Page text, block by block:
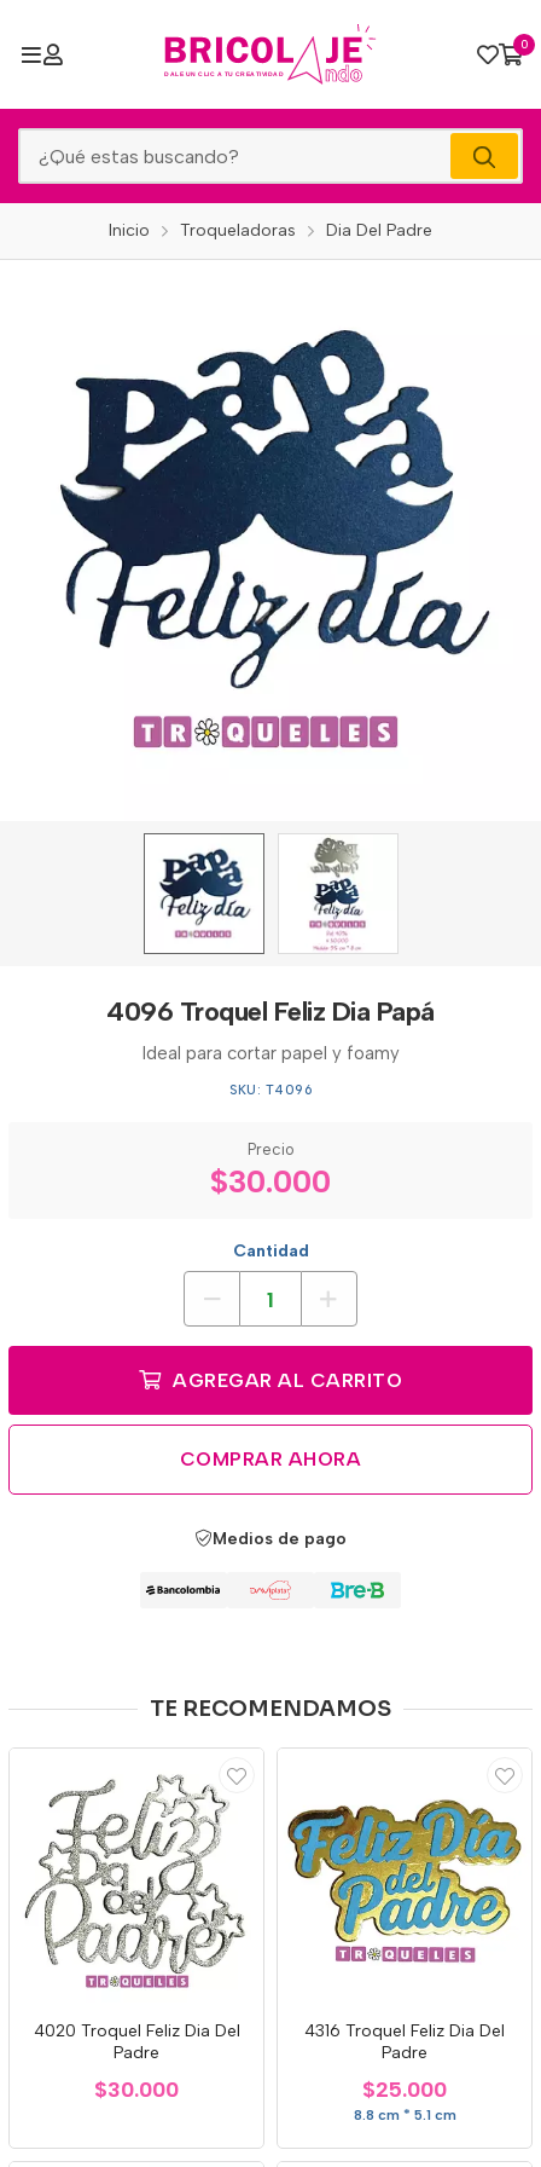
0
Inicio Troqueladoras Dia Del Padre
4096 Troquel Feliz Dia Papá
Ideal para cortar papel y foamy
SKU: T4096
Precio
$30.000
Cantidad
AGREGAR AL CARRITO
COMPRAR AHORA
Medios de pago
TE RECOMENDAMOS
4020 Troquel Feliz Dia Del
Padre
$30.000
4316 Troquel Feliz Dia Del
Padre
$25.000
8.8 cm * 5.1 cm